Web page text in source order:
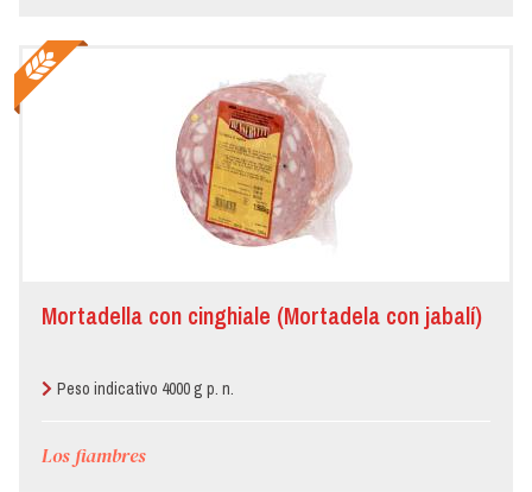
Mortadella con cinghiale (Mortadela con jabalí)
Peso indicativo 4000 g p. n.
Los fiambres